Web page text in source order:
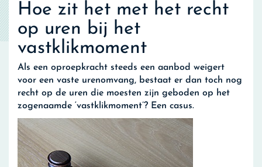
Hoe zit het met het recht
op uren bij het
vastklikmoment
Als een oproepkracht steeds een aanbod weigert
voor een vaste urenomvang, bestaat er dan toch nog
recht op de uren die moesten zijn geboden op het
zogenaamde ‘vastklikmoment’? Een casus.